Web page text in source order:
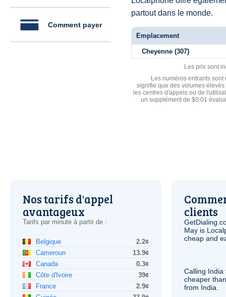
Comment payer
partout dans le monde.
Emplacement
Cheyenne (307)
Les prix sont
Les numéros entrants
signifie que des volumes
les centres d'appels ou de
un supplément de $0.01
Nos tarifs d'appel
avantageux
Tarifs par minute à partir de :
Belgique
2.2¢
Cameroun
13.9¢
Canada
0.3¢
Côte d'Ivoire
39¢
France
2.9¢
clients
May is
cheap and
Calling
cheaper
from India.